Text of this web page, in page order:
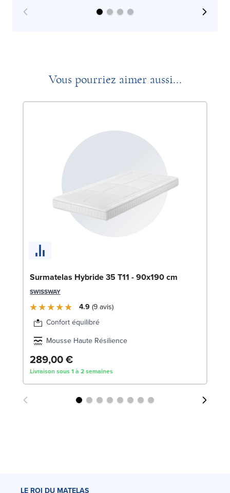
Vous pourriez aimer aussi...
Surmatelas Hybride 35 T11 - 90x190 cm
SWISSWAY
4.9 9avis
Confort équilibré
Mousse Haute Résilience
289,00 €
Livraison sous 1 à 2 semaines
LE ROI DU MATELAS